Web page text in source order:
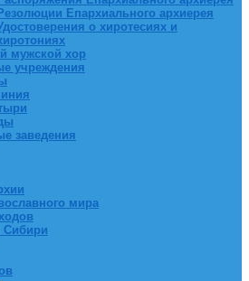
Резолюции Епархиального архиерея
о хиротесиях и
мужской хор
учреждения
заведения
мира
Сибири